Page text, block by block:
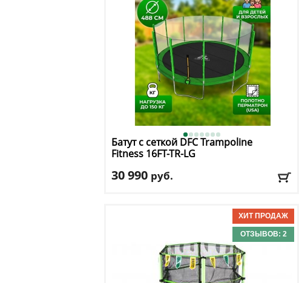
Батут с сеткой DFCTrampoline
Fitness 16FT-TR-LG
30 990 руб.
Максимальный вес пользователя: 150 кг
БЕСПЛАТНО, 2-3 дня
ОТЗЫВОВ: 2